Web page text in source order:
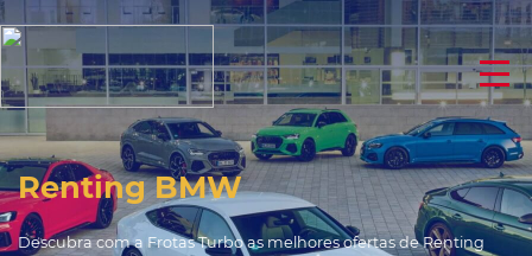
Renting BMW
Descubra com a Frotas Turbo as melhores ofertas de Renting